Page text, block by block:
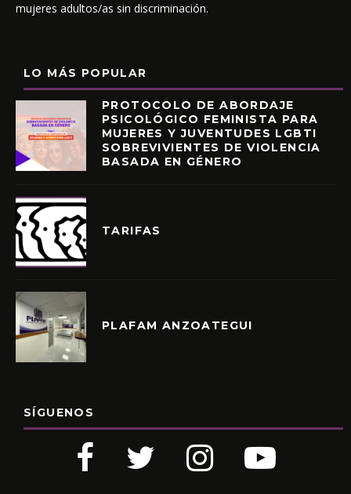
mujeres adultos/as sin discriminación.
LO MÁS POPULAR
PROTOCOLO DE ABORDAJE
PSICOLÓGICO FEMINISTA PARA
MUJERES Y JUVENTUDES LGBTI
SOBREVIVIENTES DE VIOLENCIA
BASADA EN GÉNERO
TARIFAS
PLAFAM ANZOATEGUI
SÍGUENOS